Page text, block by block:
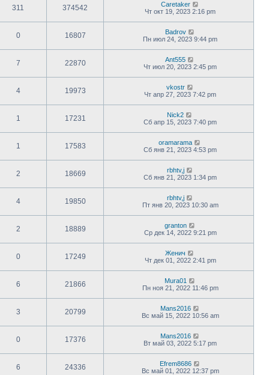
311 374542
Caretaker
Чт окт 19, 2023 2:16 pm
0 16807
Badrov
Пн июл 24, 2023 9:44 pm
7 22870
Ant555
Чт июл 20, 2023 2:45 pm
4 19973
vkostr
Чт апр 27, 2023 7:42 pm
1 17231
Nick2
Сб апр 15, 2023 7:40 pm
1 17583
oramarama
Сб янв 21, 2023 4:53 pm
2 18669
rbhtv,j
Сб янв 21, 2023 1:34 pm
4 19850
rbhtv,j
Пт янв 20, 2023 10:30 am
2 18889
granton
Ср дек 14, 2022 9:21 pm
0 17249
Женич
Чт дек 01, 2022 2:41 pm
6 21866
Mura01
Пн ноя 21, 2022 11:46 pm
3 20799
Mans2016
Вс май 15, 2022 10:56 am
0 17376
Mans2016
Вт май 03, 2022 5:17 pm
6 24336
Efrem8686
Вс май 01, 2022 12:37 pm